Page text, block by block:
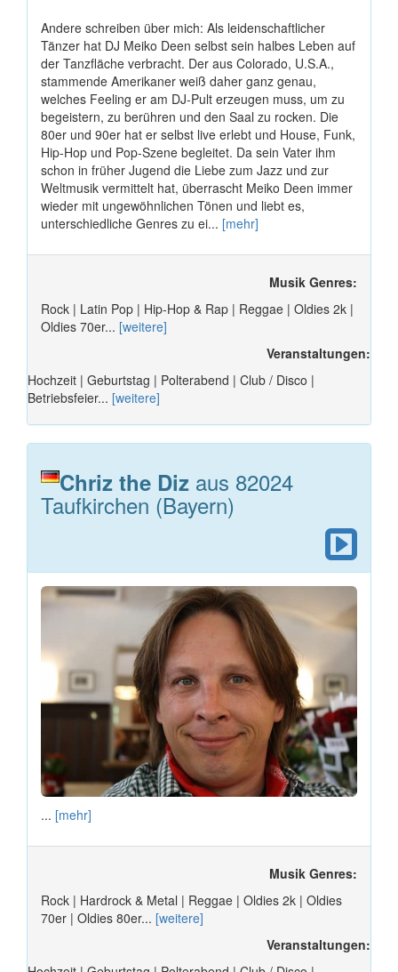
Andere schreiben über mich: Als leidenschaftlicher
Tänzer hat DJ Meiko Deen selbst sein halbes Leben auf
der Tanzfläche verbracht. Der aus Colorado, U.S.A.,
stammende Amerikaner weiß daher ganz genau,
welches Feeling er am DJ-Pult erzeugen muss, um zu
begeistern, zu berühren und den Saal zu rocken. Die
80er und 90er hat er selbst live erlebt und House, Funk,
Hip-Hop und Pop-Szene begleitet. Da sein Vater ihm
schon in früher Jugend die Liebe zum Jazz und zur
Weltmusik vermittelt hat, überrascht Meiko Deen immer
wieder mit ungewöhnlichen Tönen und liebt es,
unterschiedliche Genres zu ei... [mehr]
Musik Genres:
Rock | Latin Pop | Hip-Hop & Rap | Reggae | Oldies 2k |
Oldies 70er... [weitere]
Veranstaltungen:
Hochzeit | Geburtstag | Polterabend | Club / Disco |
Betriebsfeier... [weitere]
Chriz the Diz aus 82024
Taufkirchen (Bayern)
... [mehr]
Musik Genres:
Rock | Hardrock & Metal | Reggae | Oldies 2k | Oldies
70er | Oldies 80er... [weitere]
Veranstaltungen: